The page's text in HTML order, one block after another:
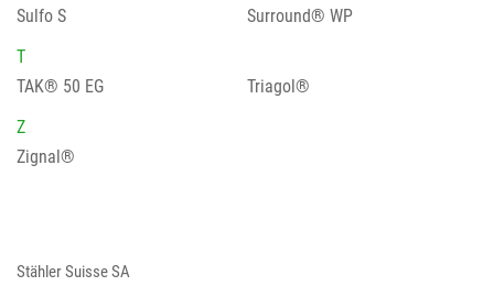
Sulfo S
Surround® WP
T
TAK® 50 EG
Triagol®
Z
Zignal®
Stähler Suisse SA